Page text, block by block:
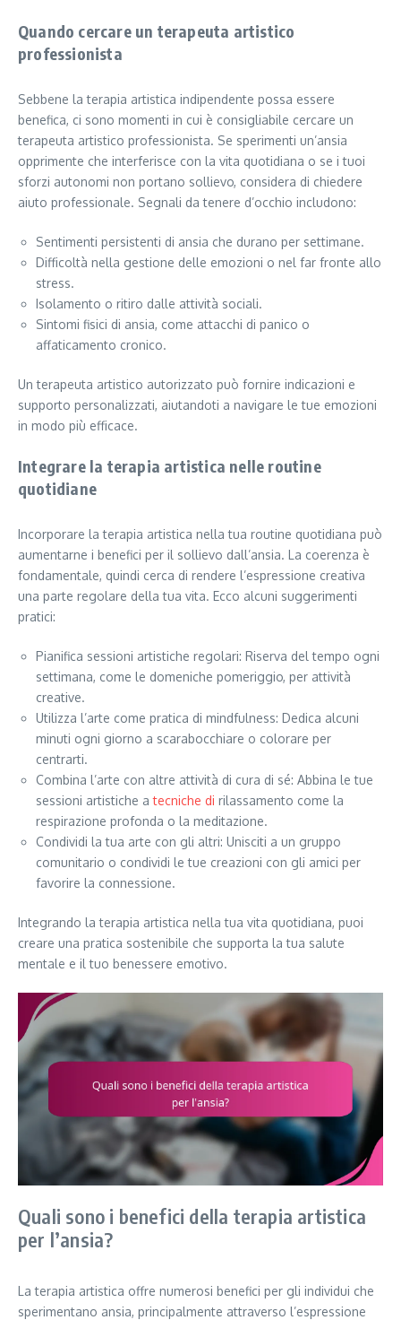
Quando cercare un terapeuta artistico
professionista
Sebbene la terapia artistica indipendente possa essere
benefica, ci sono momenti in cui è consigliabile cercare un
terapeuta artistico professionista. Se sperimenti un’ansia
opprimente che interferisce con la vita quotidiana o se i tuoi
sforzi autonomi non portano sollievo, considera di chiedere
aiuto professionale. Segnali da tenere d’occhio includono:
Sentimenti persistenti di ansia che durano per settimane.
Difficoltà nella gestione delle emozioni o nel far fronte allo
stress.
Isolamento o ritiro dalle attività sociali.
Sintomi fisici di ansia, come attacchi di panico o
affaticamento cronico.
Un terapeuta artistico autorizzato può fornire indicazioni e
supporto personalizzati, aiutandoti a navigare le tue emozioni
in modo più efficace.
Integrare la terapia artistica nelle routine
quotidiane
Incorporare la terapia artistica nella tua routine quotidiana può
aumentarne i benefici per il sollievo dall’ansia. La coerenza è
fondamentale, quindi cerca di rendere l’espressione creativa
una parte regolare della tua vita. Ecco alcuni suggerimenti
pratici:
Pianifica sessioni artistiche regolari: Riserva del tempo ogni
settimana, come le domeniche pomeriggio, per attività
creative.
Utilizza l’arte come pratica di mindfulness: Dedica alcuni
minuti ogni giorno a scarabocchiare o colorare per
centrarti.
Combina l’arte con altre attività di cura di sé: Abbina le tue
sessioni artistiche atecniche di rilassamento come la
respirazione profonda o la meditazione.
Condividi la tua arte con gli altri: Unisciti a un gruppo
comunitario o condividi le tue creazioni con gli amici per
favorire la connessione.
Integrando la terapia artistica nella tua vita quotidiana, puoi
creare una pratica sostenibile che supporta la tua salute
mentale e il tuo benessere emotivo.
Quali sono i benefici della terapia artistica
per l’ansia?
La terapia artistica offre numerosi benefici per gli individui che
sperimentano ansia, principalmente attraverso l’espressione